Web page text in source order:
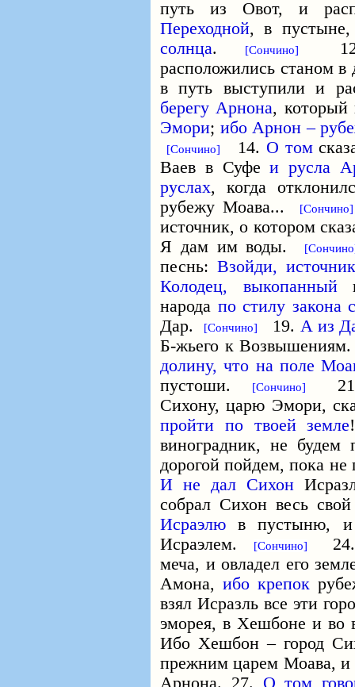
путь из Овот, и
Переходной, в
солнца. [Сончино]
12.
расположились станом
в путь выступили и
берегу Арнона,
Эмори; ибо Арнон –
[Сончино] 14. О том
Ваев в Суфеи русла
руслах, когда
рубежу Моава...
[Сончино]
источник, о котором
Я дам им воды.
песнь:Взойди,
Колодец, выкопанный
народа по стилу закона
Дар.
[Сончино] 19. А из
Б-жьего к
долину, что на поле
пустоши.
[Сончино]
Сихону, царю Эмори,
пройти по твоей земле
виноградник, не будем
дорогой пойдем, пока
И не дал Сихон
собрал Сихон весь
Исраэлю
в пустыню,
Исраэлем.
[Сончино]
24.
меча, и овладел его
Амона, ибо крепок
взял Исразль все эти
эморея, в Хешбоне и во
Ибо Хешбон – город
прежним царем Моава,
Арнона. 27. О том